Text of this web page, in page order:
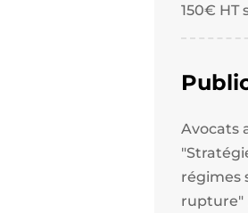
150€ HT
Avocats
régimes
rupture"